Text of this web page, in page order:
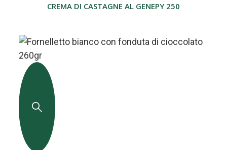
CREMA DI CASTAGNE AL GENEPY 250 G